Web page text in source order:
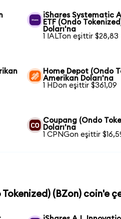
iShares Systematic
ETF (Ondo
Doları'na
1 IALTon eşittir $28,83
Home Depot (Ondo
Amerikan Doları'na
1 HDon eşittir $361,09
Coupang (Ondo
Doları'na
1 CPNGon eşittir
(BZon) coin'e